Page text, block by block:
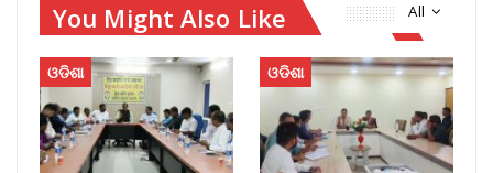
All
You Might Also Like
ଓଡିଶା ଓଡିଶା